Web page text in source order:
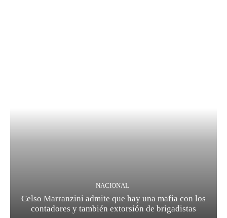
NACIONAL
Celso Marranzini admite que hay una mafia con los
contadores y también extorsión de brigadistas